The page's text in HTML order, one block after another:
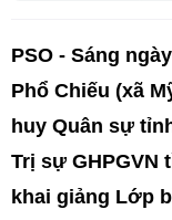
PSO - Sáng
Phổ Chiếu (xã
huy Quân sự
Trị sự GHPGVN
khai giảng Lớp